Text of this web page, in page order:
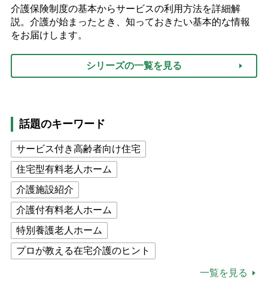
介護保険制度の基本からサービスの利用方法を詳細解
説。介護が始まったとき、知っておきたい基本的な情報
をお届けします。
シリーズの一覧を見る
話題のキーワード
サービス付き高齢者向け住宅
住宅型有料老人ホーム
介護施設紹介
介護付有料老人ホーム
特別養護老人ホーム
プロが教える在宅介護のヒント
一覧を見る